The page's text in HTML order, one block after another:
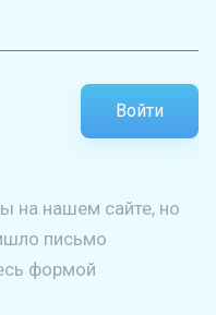
Войти
на нашем сайте, но
письмо
формой